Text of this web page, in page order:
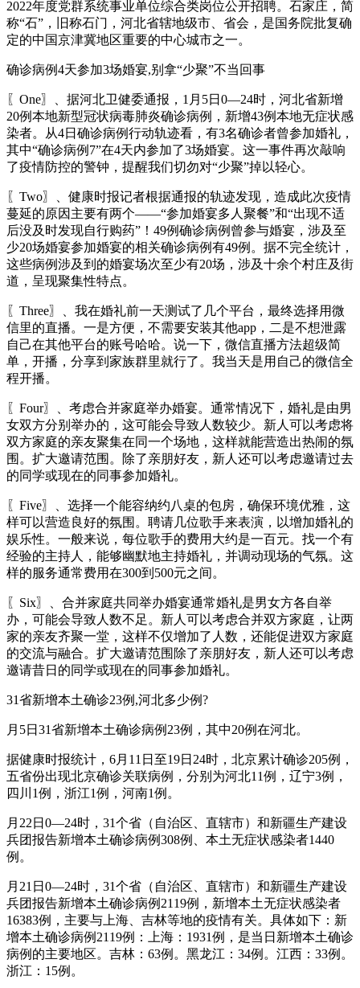
2022年度党群系统事业单位综合类岗位公开招聘。石家庄，简
称“石”，旧称石门，河北省辖地级市、省会，是国务院批复确
定的中国京津冀地区重要的中心城市之一。
确诊病例4天参加3场婚宴,别拿“少聚”不当回事
〖One〗、据河北卫健委通报，1月5日0—24时，河北省新增
20例本地新型冠状病毒肺炎确诊病例，新增43例本地无症状感
染者。从4日确诊病例行动轨迹看，有3名确诊者曾参加婚礼，
其中“确诊病例7”在4天内参加了3场婚宴。这一事件再次敲响
了疫情防控的警钟，提醒我们切勿对“少聚”掉以轻心。
〖Two〗、健康时报记者根据通报的轨迹发现，造成此次疫情
蔓延的原因主要有两个——“参加婚宴多人聚餐”和“出现不适
后没及时发现自行购药”！49例确诊病例曾参与婚宴，涉及至
少20场婚宴参加婚宴的相关确诊病例有49例。据不完全统计，
这些病例涉及到的婚宴场次至少有20场，涉及十余个村庄及街
道，呈现聚集性特点。
〖Three〗、我在婚礼前一天测试了几个平台，最终选择用微
信里的直播。一是方便，不需要安装其他app，二是不想泄露
自己在其他平台的账号哈哈。说一下，微信直播方法超级简
单，开播，分享到家族群里就行了。我当天是用自己的微信全
程开播。
〖Four〗、考虑合并家庭举办婚宴。通常情况下，婚礼是由男
女双方分别举办的，这可能会导致人数较少。新人可以考虑将
双方家庭的亲友聚集在同一个场地，这样就能营造出热闹的氛
围。扩大邀请范围。除了亲朋好友，新人还可以考虑邀请过去
的同学或现在的同事参加婚礼。
〖Five〗、选择一个能容纳约八桌的包房，确保环境优雅，这
样可以营造良好的氛围。聘请几位歌手来表演，以增加婚礼的
娱乐性。一般来说，每位歌手的费用大约是一百元。找一个有
经验的主持人，能够幽默地主持婚礼，并调动现场的气氛。这
样的服务通常费用在300到500元之间。
〖Six〗、合并家庭共同举办婚宴通常婚礼是男女方各自举
办，可能会导致人数不足。新人可以考虑合并双方家庭，让两
家的亲友齐聚一堂，这样不仅增加了人数，还能促进双方家庭
的交流与融合。扩大邀请范围除了亲朋好友，新人还可以考虑
邀请昔日的同学或现在的同事参加婚礼。
31省新增本土确诊23例,河北多少例?
月5日31省新增本土确诊病例23例，其中20例在河北。
据健康时报统计，6月11日至19日24时，北京累计确诊205例，
五省份出现北京确诊关联病例，分别为河北11例，辽宁3例，
四川1例，浙江1例，河南1例。
月22日0—24时，31个省（自治区、直辖市）和新疆生产建设
兵团报告新增本土确诊病例308例、本土无症状感染者1440
例。
月21日0—24时，31个省（自治区、直辖市）和新疆生产建设
兵团报告新增本土确诊病例2119例，新增本土无症状感染者
16383例，主要与上海、吉林等地的疫情有关。具体如下：新
增本土确诊病例2119例：上海：1931例，是当日新增本土确诊
病例的主要地区。吉林：63例。黑龙江：34例。江西：33例。
浙江：15例。